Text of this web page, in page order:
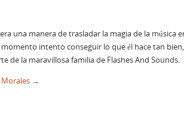
una manera de trasladar la magia de la música
intento conseguir lo que él hace tan
de la maravillosa familia de Flashes And Sounds.
→